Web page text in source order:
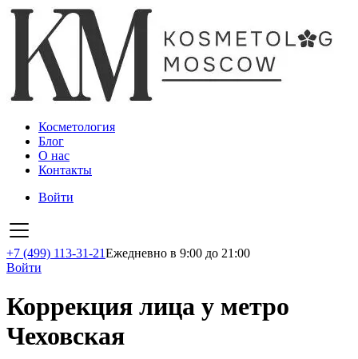
Косметология
Блог
О нас
Контакты
Войти
+7 (499) 113-31-21Ежедневно в 9:00 до 21:00
Войти
Коррекция лица у метро
Чеховская